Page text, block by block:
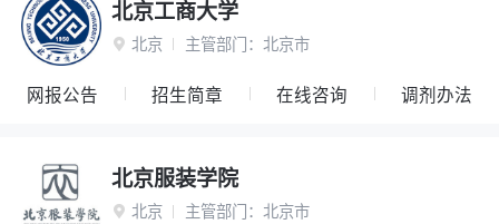
北京工商大学
 北京 主管部门： 北京市
网报公告 招生简章 在线咨询 调剂办法
北京服装学院
 北京 主管部门： 北京市